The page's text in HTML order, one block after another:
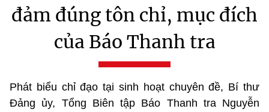
đảm đúng tôn chỉ, mục đích
của Báo Thanh tra
Phát biểu chỉ đạo tại sinh hoạt chuyên đề, Bí thư
Đảng ủy, Tổng Biên tập Báo Thanh tra Nguyễn